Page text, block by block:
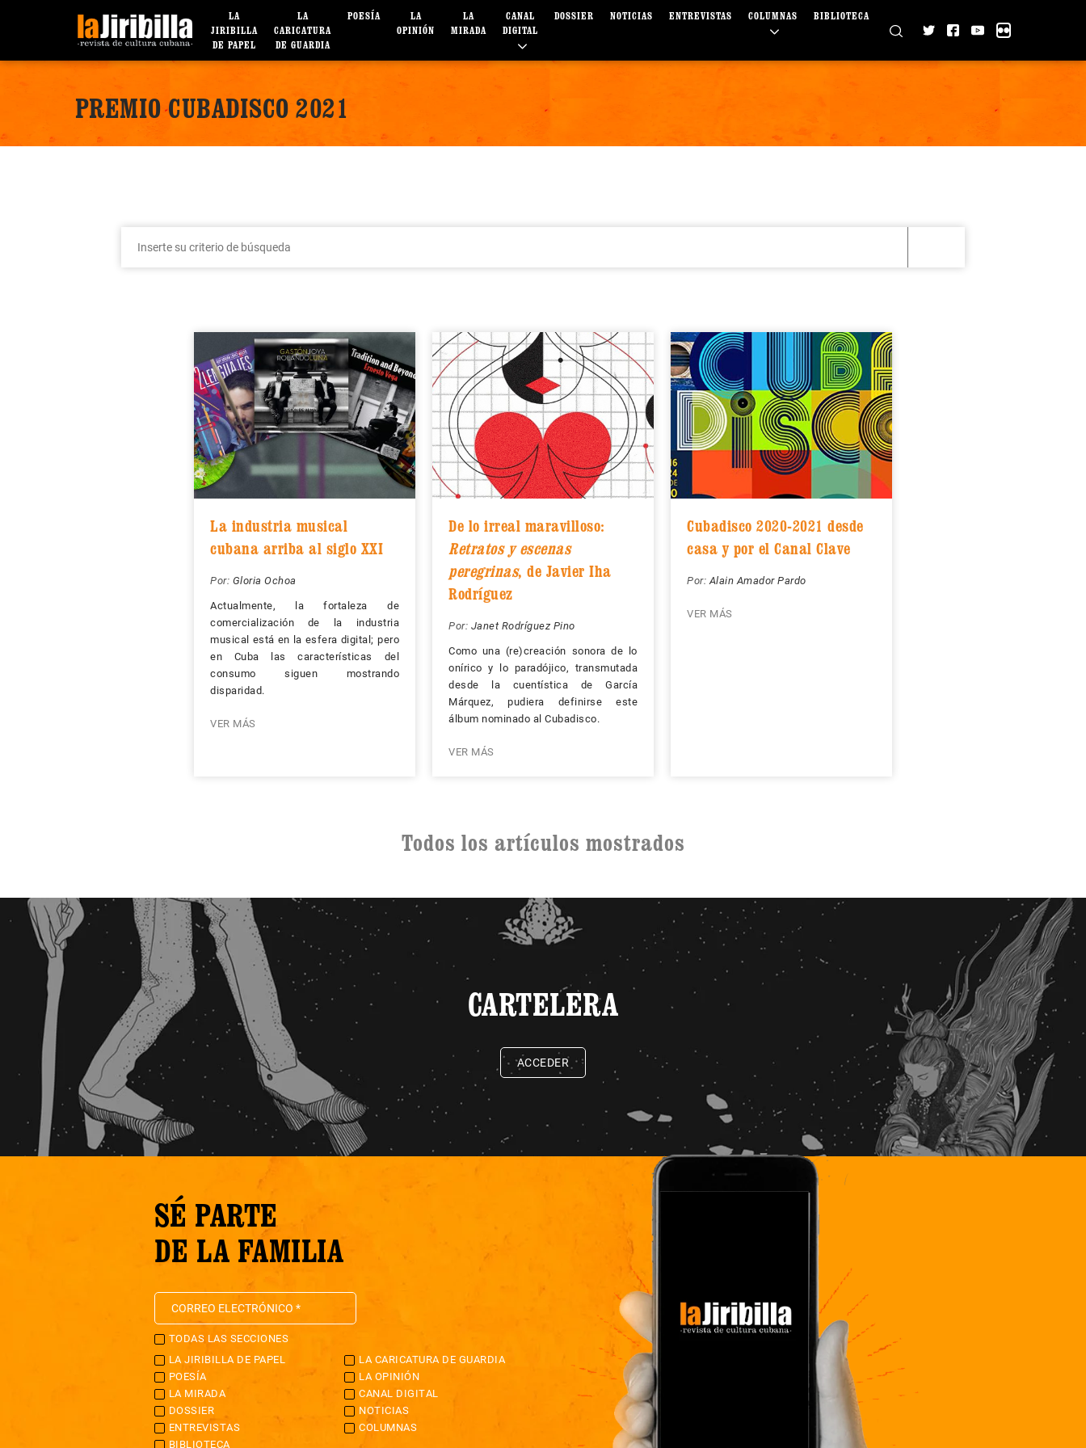
LA
JIRIBILLA
DE PAPEL
LA
CARICATURA
DE GUARDIA
POESÍA
LA
OPINIÓN
LA
MIRADA
CANAL
DIGITAL
DOSSIER NOTICIAS ENTREVISTAS COLUMNAS BIBLIOTECA
PREMIO CUBADISCO 2021
La industria musical
cubana arriba al siglo XXI
Por: Gloria Ochoa
Actualmente, la fortaleza de
comercialización de la industria
musical está en la esfera digital; pero
en Cuba las características del
consumo siguen mostrando
disparidad.
VER MÁS
De lo irreal maravilloso:
Retratos y escenas
peregrinas, de Javier Iha
Rodríguez
Por: Janet Rodríguez Pino
Como una (re)creación sonora de lo
onírico y lo paradójico, transmutada
desde la cuentística de García
Márquez, pudiera definirse este
álbum nominado al Cubadisco.
VER MÁS
Cubadisco 2020-2021 desde
casa y por el Canal Clave
Por:Alain Amador Pardo
VER MÁS
Todos los artículos mostrados
CARTELERA
ACCEDER
SÉ PARTE
DE LA FAMILIA
TODAS LAS SECCIONES
LA JIRIBILLA DE PAPEL
LA CARICATURA DE GUARDIA
POESÍA
LA OPINIÓN
LA MIRADA
CANAL DIGITAL
DOSSIER
NOTICIAS
ENTREVISTAS
COLUMNAS
BIBLIOTECA